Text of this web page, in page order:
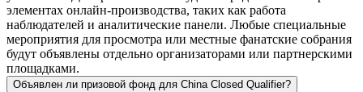
элементах онлайн-производства, таких как работа
наблюдателей и аналитические панели. Любые специальные
мероприятия для просмотра или местные фанатские собрания
будут объявлены отдельно организаторами или партнерскими
площадками.
Объявлен ли призовой фонд для China Closed Qualifier?